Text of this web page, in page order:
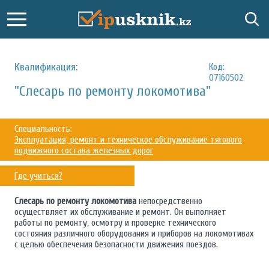
Квалификация:
Код:
07160502
"Слесарь по ремонту локомотива"
Специальность:
Эксплуатация, ремонт и техническое обслуживание тягового
подвижного состава железных дорог
Где учиться?
Слесарь по ремонту локомотива непосредственно
осуществляет их обслуживание и ремонт. Он выполняет
работы по ремонту, осмотру и проверке технического
состояния различного оборудования и приборов на локомотивах
с целью обеспечения безопасности движения поездов.